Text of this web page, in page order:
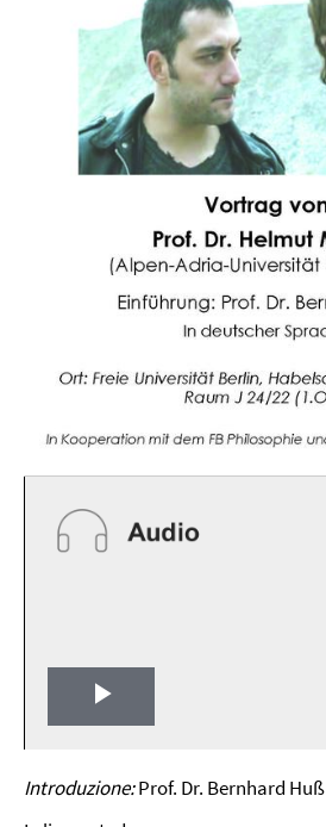
Play
Video
Introduzione:Prof. Dr. Bernhard Huß